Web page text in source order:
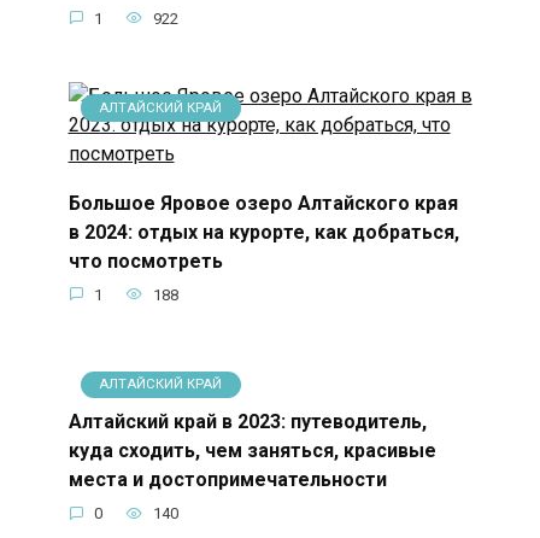
1 922
АЛТАЙСКИЙ КРАЙ
Большое Яровое озеро Алтайского края
в 2024: отдых на курорте, как добраться,
что посмотреть
1 188
АЛТАЙСКИЙ КРАЙ
Алтайский край в 2023: путеводитель,
куда сходить, чем заняться, красивые
места и достопримечательности
0 140